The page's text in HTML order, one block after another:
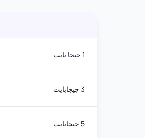
1 جيجا بايت
3 جيجابايت
5 جيجابايت